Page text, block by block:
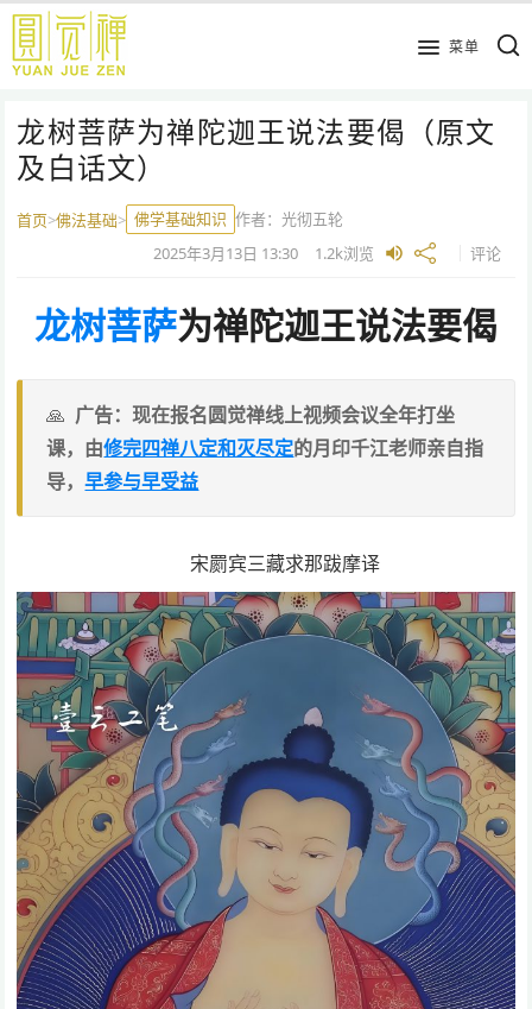
跳
主
菜单
龙树菩萨为禅陀迦王说法要偈（原文
及白话文）
首页>佛法基础> 佛学基础知识 作者：光彻五轮
2025年3月13日 13:30 1.2k浏览 评论
龙树菩萨为禅陀迦王说法要偈
广告：现在报名圆觉禅线上视频会议全年打坐
课，由修完四禅八定和灭尽定的月印千江老师亲自指
导，早参与早受益
宋罽宾三藏求那跋摩译